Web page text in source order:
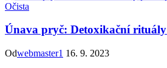
Očista
Únava pryč: Detoxikační
Odwebmaster1 16. 9. 2023